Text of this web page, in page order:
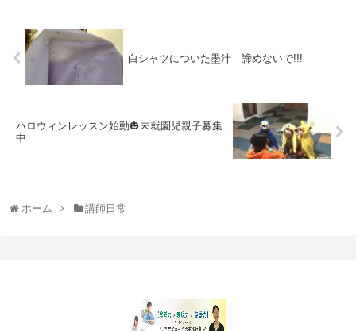
白シャツについた墨汁 諦めないで!!!
ハロウィンレッスン始動🎃未就園児親子募集
中
ホーム 講師日常